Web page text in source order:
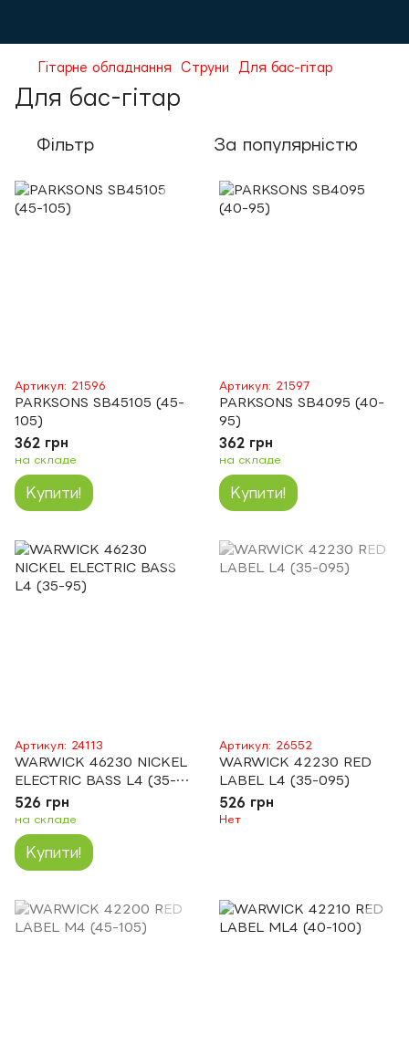
Гітарне обладнання Струни Для бас-гітар
Для бас-гітар
Фільтр За популярністю
Артикул: 21596
PARKSONS SB45105 (45-
105)
362 грн
на складе
Купити!
Артикул: 21597
PARKSONS SB4095 (40-
95)
362 грн
на складе
Купити!
Артикул: 24113
WARWICK 46230 NICKEL
ELECTRIC BASS L4 (35-
95)
526 грн
на складе
Купити!
Артикул: 26552
WARWICK 42230 RED
LABEL L4 (35-095)
526 грн
Нет